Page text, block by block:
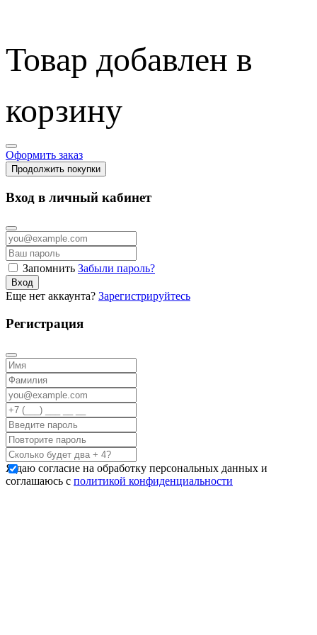
Товар добавлен в
корзину
Оформить заказ
Продолжить покупки
Вход в личный кабинет
Запомнить Забыли пароль?
Вход
Еще нет аккаунта? Зарегистрируйтесь
Регистрация
Я даю согласие на обработку персональных данных и
соглашаюсь с политикой конфиденциальности